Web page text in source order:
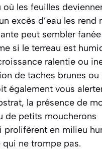
où les feuilles
excès d’eau les rend
peut sembler
si le terreau est
ralentie ou
de taches brunes ou
également vous
la présence de
de petits moucherons
prolifèrent en milieu
qui ne trompe pas.